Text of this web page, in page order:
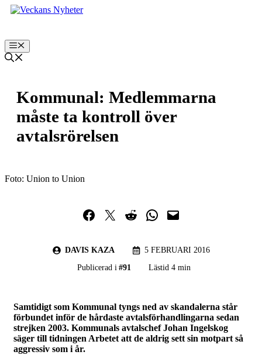
Hoppa
Meny
Kommunal: Medlemmarna
måste ta kontroll över
avtalsrörelsen
Foto: Union to Union
Dela på Facebook
Dela på TwitterDela på RedditDela i WhatsApp
Maila en länk
DAVIS KAZA
5 FEBRUARI 2016
Publicerad i #91 Lästid 4 min
Samtidigt som Kommunal tyngs ned av skandalerna står
förbundet inför de hårdaste avtalsförhandlingarna sedan
strejken 2003. Kommunals avtalschef Johan Ingelskog
säger till tidningen Arbetet att de aldrig sett sin motpart så
aggressiv som i år.